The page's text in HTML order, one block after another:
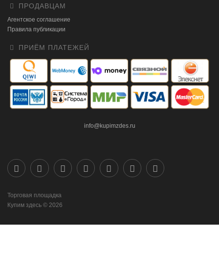
ПРОДАВЦАМ
Агентское соглашение
Правила публикации
ПРИЁМ ПЛАТЕЖЕЙ
info@kupimzdes.ru
Торговая площадка
Купим здесь © 2026